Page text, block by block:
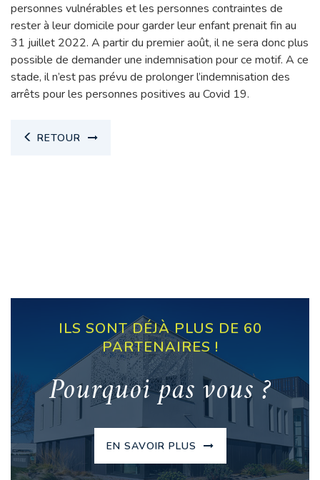
personnes vulnérables et les personnes contraintes de
rester à leur domicile pour garder leur enfant prenait fin au
31 juillet 2022. A partir du premier août, il ne sera donc plus
possible de demander une indemnisation pour ce motif. A ce
stade, il n’est pas prévu de prolonger l’indemnisation des
arrêts pour les personnes positives au Covid 19.
RETOUR
ILS SONT DÉJÀ PLUS DE 60
PARTENAIRES !
Pourquoi pas vous ?
EN SAVOIR PLUS